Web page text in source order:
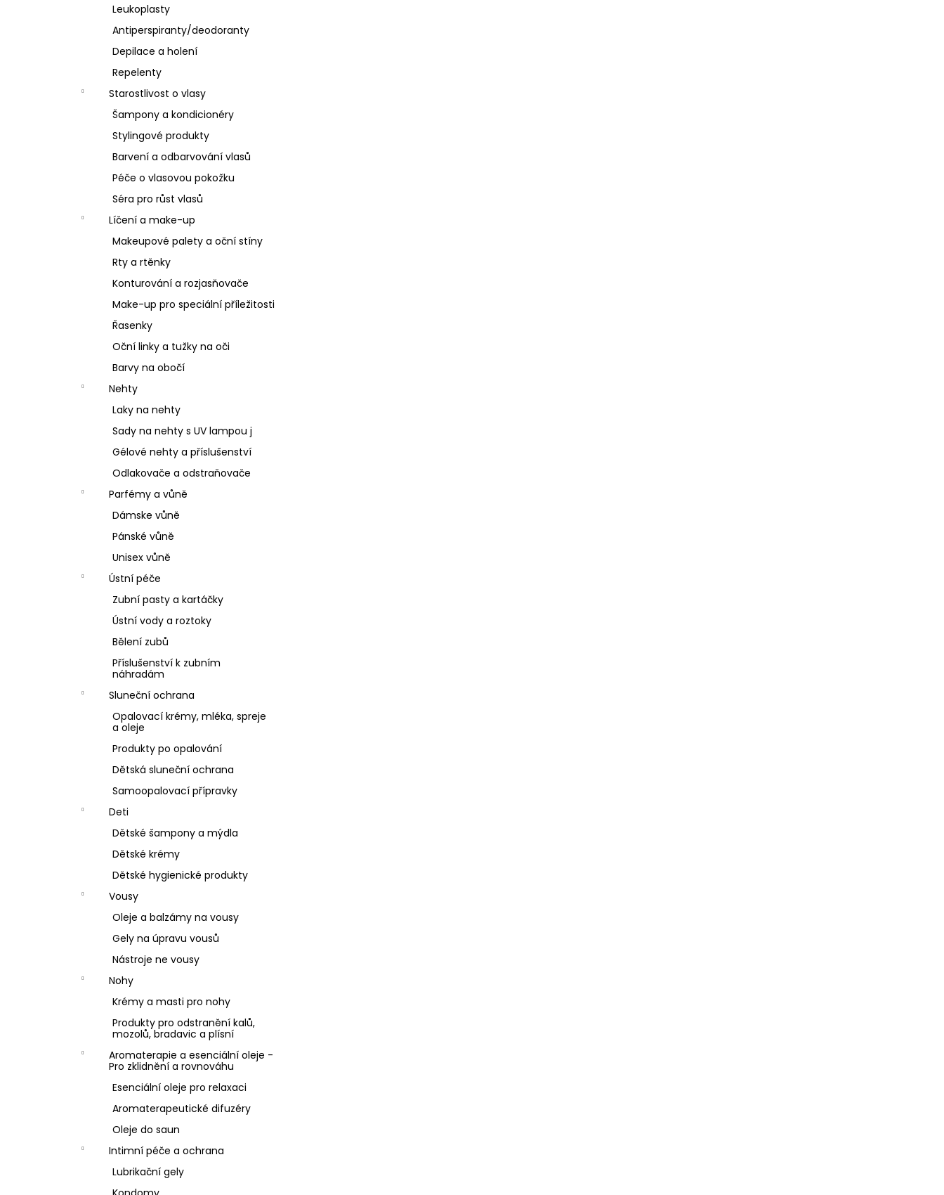
Leukoplasty
Antiperspiranty/deodoranty
Depilace a holení
Repelenty
Starostlivost o vlasy
Šampony a kondicionéry
Stylingové produkty
Barvení a odbarvování vlasů
Péče o vlasovou pokožku
Séra pro růst vlasů
Líčení a make-up
Makeupové palety a oční stíny
Rty a rtěnky
Konturování a rozjasňovače
Make-up pro speciální příležitosti
Řasenky
Oční linky a tužky na oči
Barvy na obočí
Nehty
Laky na nehty
Sady na nehty s UV lampou j
Gélové nehty a příslušenství
Odlakovače a odstraňovače
Parfémy a vůně
Dámske vůně
Pánské vůně
Unisex vůně
Ústní péče
Zubní pasty a kartáčky
Ústní vody a roztoky
Bělení zubů
Příslušenství k zubním
náhradám
Sluneční ochrana
Opalovací krémy, mléka, spreje
a oleje
Produkty po opalování
Dětská sluneční ochrana
Samoopalovací přípravky
Deti
Dětské šampony a mýdla
Dětské krémy
Dětské hygienické produkty
Vousy
Oleje a balzámy na vousy
Gely na úpravu vousů
Nástroje ne vousy
Nohy
Krémy a masti pro nohy
Produkty pro odstranění kalů,
mozolů, bradavic a plísní
Aromaterapie a esenciální oleje -
Pro zklidnění a rovnováhu
Esenciální oleje pro relaxaci
Aromaterapeutické difuzéry
Oleje do saun
Intimní péče a ochrana
Lubrikační gely